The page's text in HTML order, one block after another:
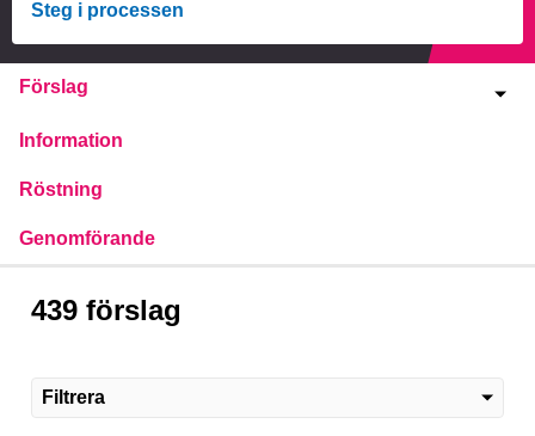
Steg i processen
Förslag
Information
Röstning
Genomförande
439 förslag
Filtrera